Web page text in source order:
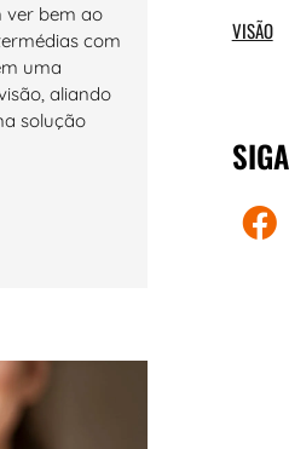
ver bem ao
com
uma
aliando
solução
VISÃO